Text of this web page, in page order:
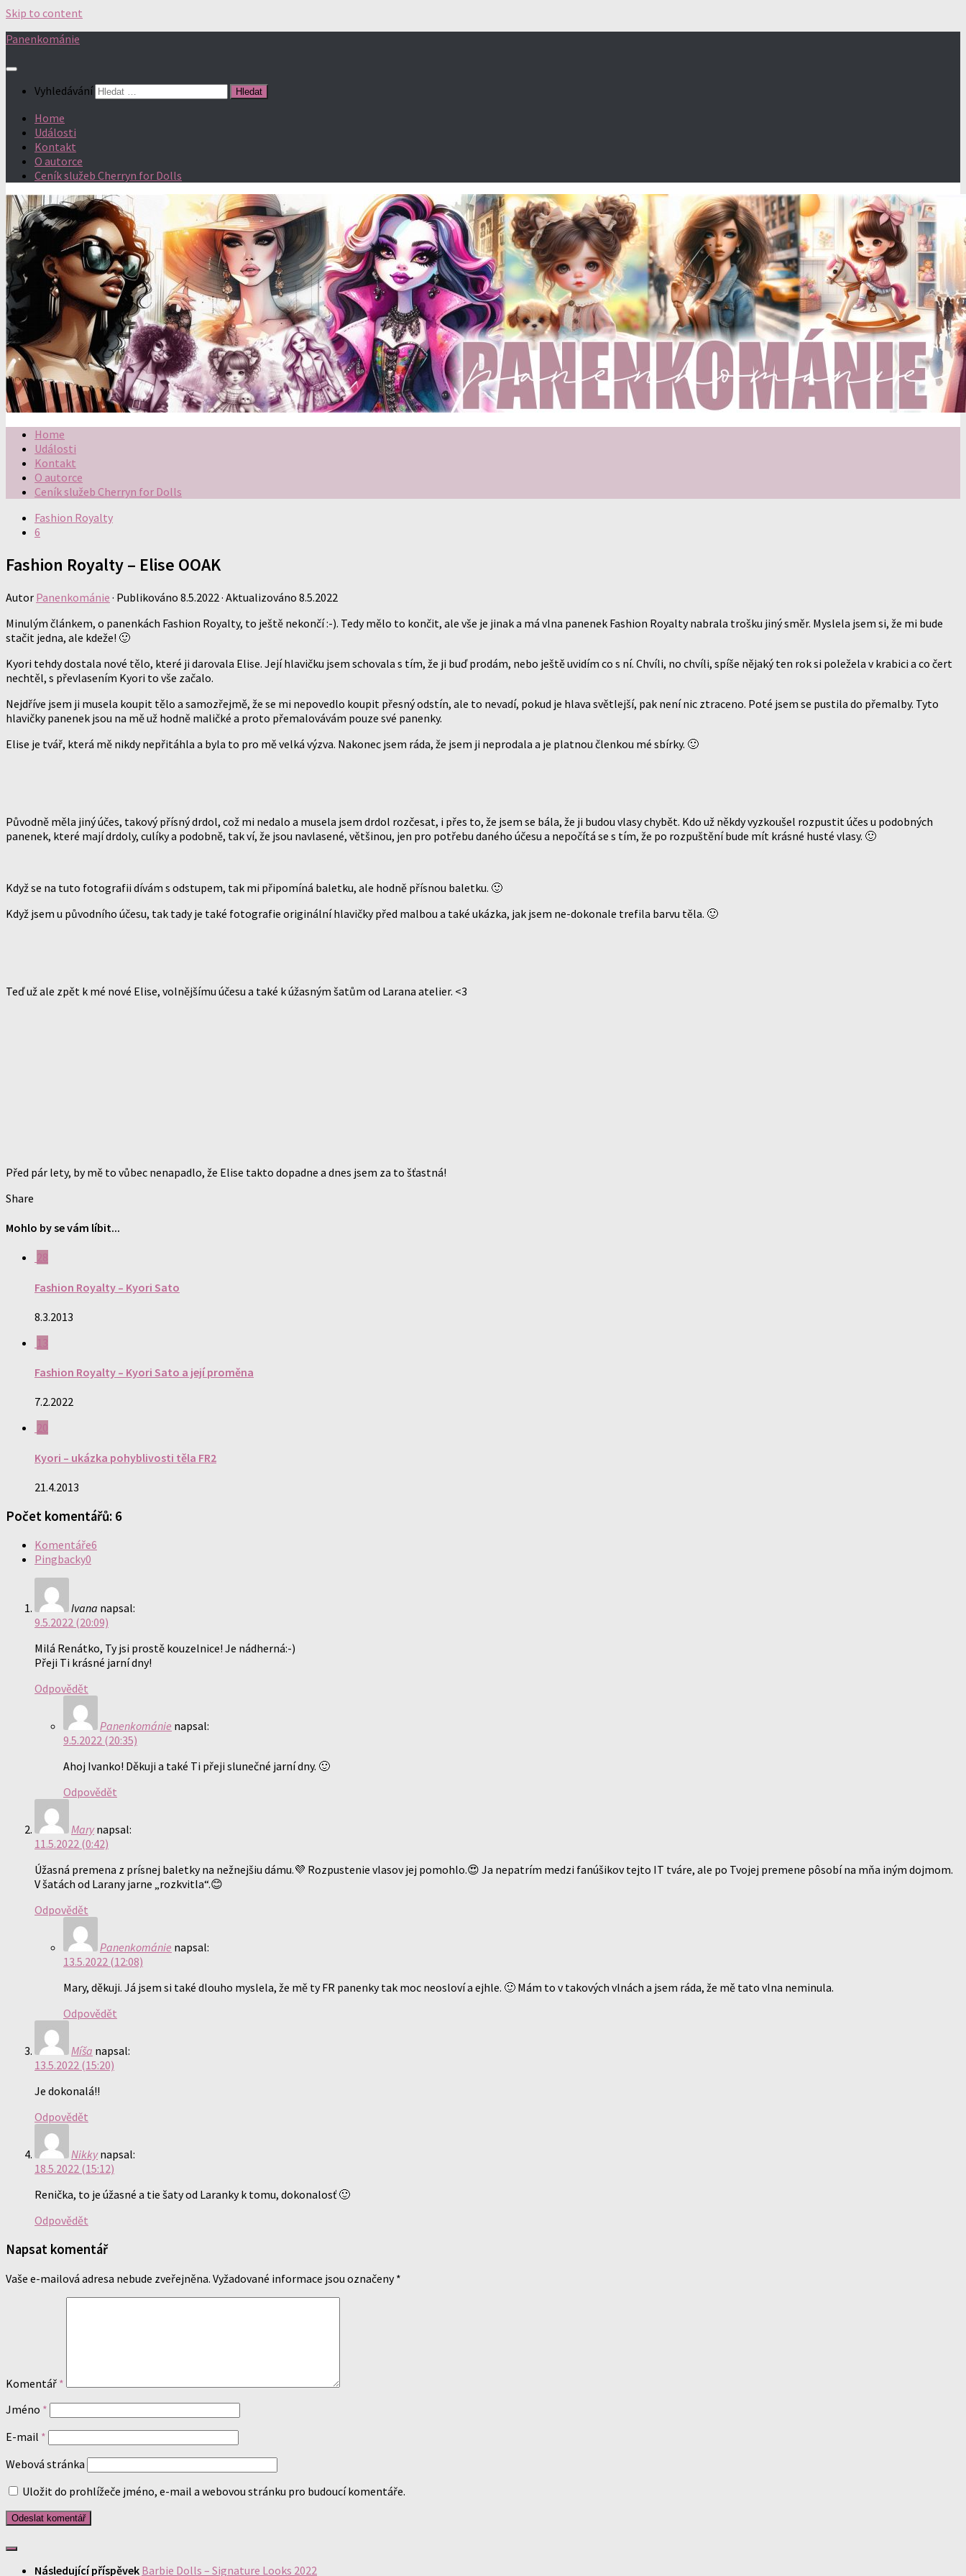
Skip to content
Panenkománie
Vyhledávání
Home
Události
Kontakt
O autorce
Ceník služeb Cherryn for Dolls
Home
Události
Kontakt
O autorce
Ceník služeb Cherryn for Dolls
Fashion Royalty
6
Fashion Royalty – Elise OOAK
Autor Panenkománie · Publikováno 8.5.2022 · Aktualizováno 8.5.2022
Minulým článkem, o panenkách Fashion Royalty, to ještě nekončí :-). Tedy mělo to končit, ale vše je jinak a má vlna panenek Fashion Royalty nabrala trošku jiný směr. Myslela jsem si, že mi bude
stačit jedna, ale kdeže! 🙂
Kyori tehdy dostala nové tělo, které ji darovala Elise. Její hlavičku jsem schovala s tím, že ji buď prodám, nebo ještě uvidím co s ní. Chvíli, no chvíli, spíše nějaký ten rok si poležela v krabici a co čert
nechtěl, s převlasením Kyori to vše začalo.
Nejdříve jsem ji musela koupit tělo a samozřejmě, že se mi nepovedlo koupit přesný odstín, ale to nevadí, pokud je hlava světlejší, pak není nic ztraceno. Poté jsem se pustila do přemalby. Tyto
hlavičky panenek jsou na mě už hodně maličké a proto přemalovávám pouze své panenky.
Elise je tvář, která mě nikdy nepřitáhla a byla to pro mě velká výzva. Nakonec jsem ráda, že jsem ji neprodala a je platnou členkou mé sbírky. 🙂
Původně měla jiný účes, takový přísný drdol, což mi nedalo a musela jsem drdol rozčesat, i přes to, že jsem se bála, že ji budou vlasy chybět. Kdo už někdy vyzkoušel rozpustit účes u podobných
panenek, které mají drdoly, culíky a podobně, tak ví, že jsou navlasené, většinou, jen pro potřebu daného účesu a nepočítá se s tím, že po rozpuštění bude mít krásné husté vlasy. 🙂
Když se na tuto fotografii dívám s odstupem, tak mi připomíná baletku, ale hodně přísnou baletku. 🙂
Když jsem u původního účesu, tak tady je také fotografie originální hlavičky před malbou a také ukázka, jak jsem ne-dokonale trefila barvu těla. 🙂
Teď už ale zpět k mé nové Elise, volnějšímu účesu a také k úžasným šatům od Larana atelier. <3
Před pár lety, by mě to vůbec nenapadlo, že Elise takto dopadne a dnes jsem za to šťastná!
Share
Mohlo by se vám líbit...
28
Fashion Royalty – Kyori Sato
8.3.2013
13
Fashion Royalty – Kyori Sato a její proměna
7.2.2022
20
Kyori – ukázka pohyblivosti těla FR2
21.4.2013
Počet komentářů: 6
Komentáře6
Pingbacky0
Ivana napsal:
9.5.2022 (20:09)
Milá Renátko, Ty jsi prostě kouzelnice! Je nádherná:-)
Přeji Ti krásné jarní dny!
Odpovědět
Panenkománie napsal:
9.5.2022 (20:35)
Ahoj Ivanko! Děkuji a také Ti přeji slunečné jarní dny. 🙂
Odpovědět
Mary napsal:
11.5.2022 (0:42)
Úžasná premena z prísnej baletky na nežnejšiu dámu.💜 Rozpustenie vlasov jej pomohlo.😍 Ja nepatrím medzi fanúšikov tejto IT tváre, ale po Tvojej premene pôsobí na mňa iným dojmom.
V šatách od Larany jarne „rozkvitla“.😊
Odpovědět
Panenkománie napsal:
13.5.2022 (12:08)
Mary, děkuji. Já jsem si také dlouho myslela, že mě ty FR panenky tak moc neosloví a ejhle. 🙂 Mám to v takových vlnách a jsem ráda, že mě tato vlna neminula.
Odpovědět
Míša napsal:
13.5.2022 (15:20)
Je dokonalá!!
Odpovědět
Nikky napsal:
18.5.2022 (15:12)
Renička, to je úžasné a tie šaty od Laranky k tomu, dokonalosť 🙂
Odpovědět
Napsat komentář
Vaše e-mailová adresa nebude zveřejněna. Vyžadované informace jsou označeny*
Komentář *
Jméno *
E-mail *
Webová stránka
Uložit do prohlížeče jméno, e-mail a webovou stránku pro budoucí komentáře.
Následující příspěvek Barbie Dolls – Signature Looks 2022